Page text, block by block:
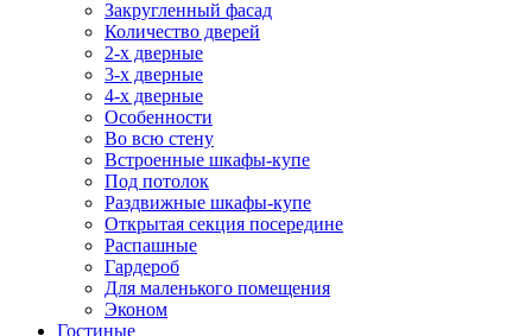
Закругленный фасад
Количество дверей
2-х дверные
3-х дверные
4-х дверные
Особенности
Во всю стену
Встроенные шкафы-купе
Под потолок
Раздвижные шкафы-купе
Открытая секция посередине
Распашные
Гардероб
Для маленького помещения
Эконом
Гостиные